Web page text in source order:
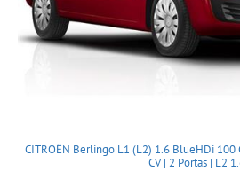
CITROËN Berlingo L1 (L2) 1.6 BlueHDi 100
CV | 2 Portas | L2